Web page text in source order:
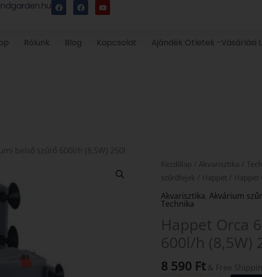
F
a
c
F
a
c
o
o
Y
o
u
b
e
Rólunk Blog Kapcsolat Ajándék Ötletek -Vásárlási
belső szűrő 600l/h (8,5W) 250l
Kezdőlap / Akvarisztika /
szűrőfejek / Happet / Happet
Akvarisztika ,Akvárium
Technika
Happet Orca
600l/h (8,5W)
8 590 Ft & Free
Happet
Orca
600
akváriumi
belső
szűrő
600l/h
250l